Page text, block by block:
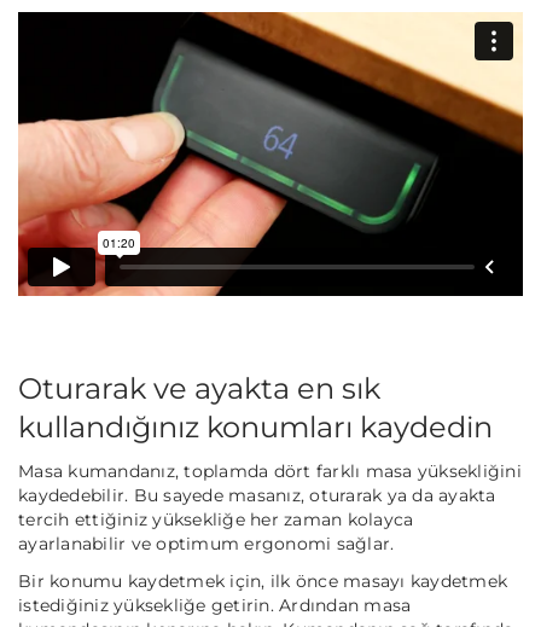
Oturarak ve ayakta en sık
kullandığınız konumları kaydedin
Masa kumandanız, toplamda dört farklı masa yüksekliğini
kaydedebilir. Bu sayede masanız, oturarak ya da ayakta
tercih ettiğiniz yüksekliğe her zaman kolayca
ayarlanabilir ve optimum ergonomi sağlar.
Bir konumu kaydetmek için, ilk önce masayı kaydetmek
istediğiniz yüksekliğe getirin. Ardından masa